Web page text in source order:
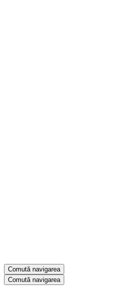
Comută navigarea
Comută navigarea